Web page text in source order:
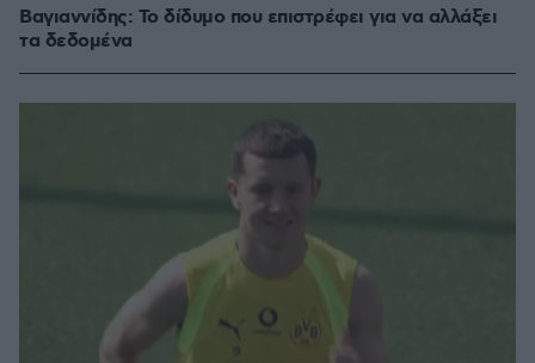
Βαγιαννίδης: Το δίδυμο που επιστρέφει για να αλλάξει
τα δεδομένα